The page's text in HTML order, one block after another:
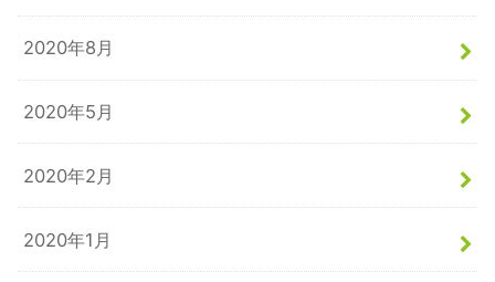
2020年8月
2020年5月
2020年2月
2020年1月